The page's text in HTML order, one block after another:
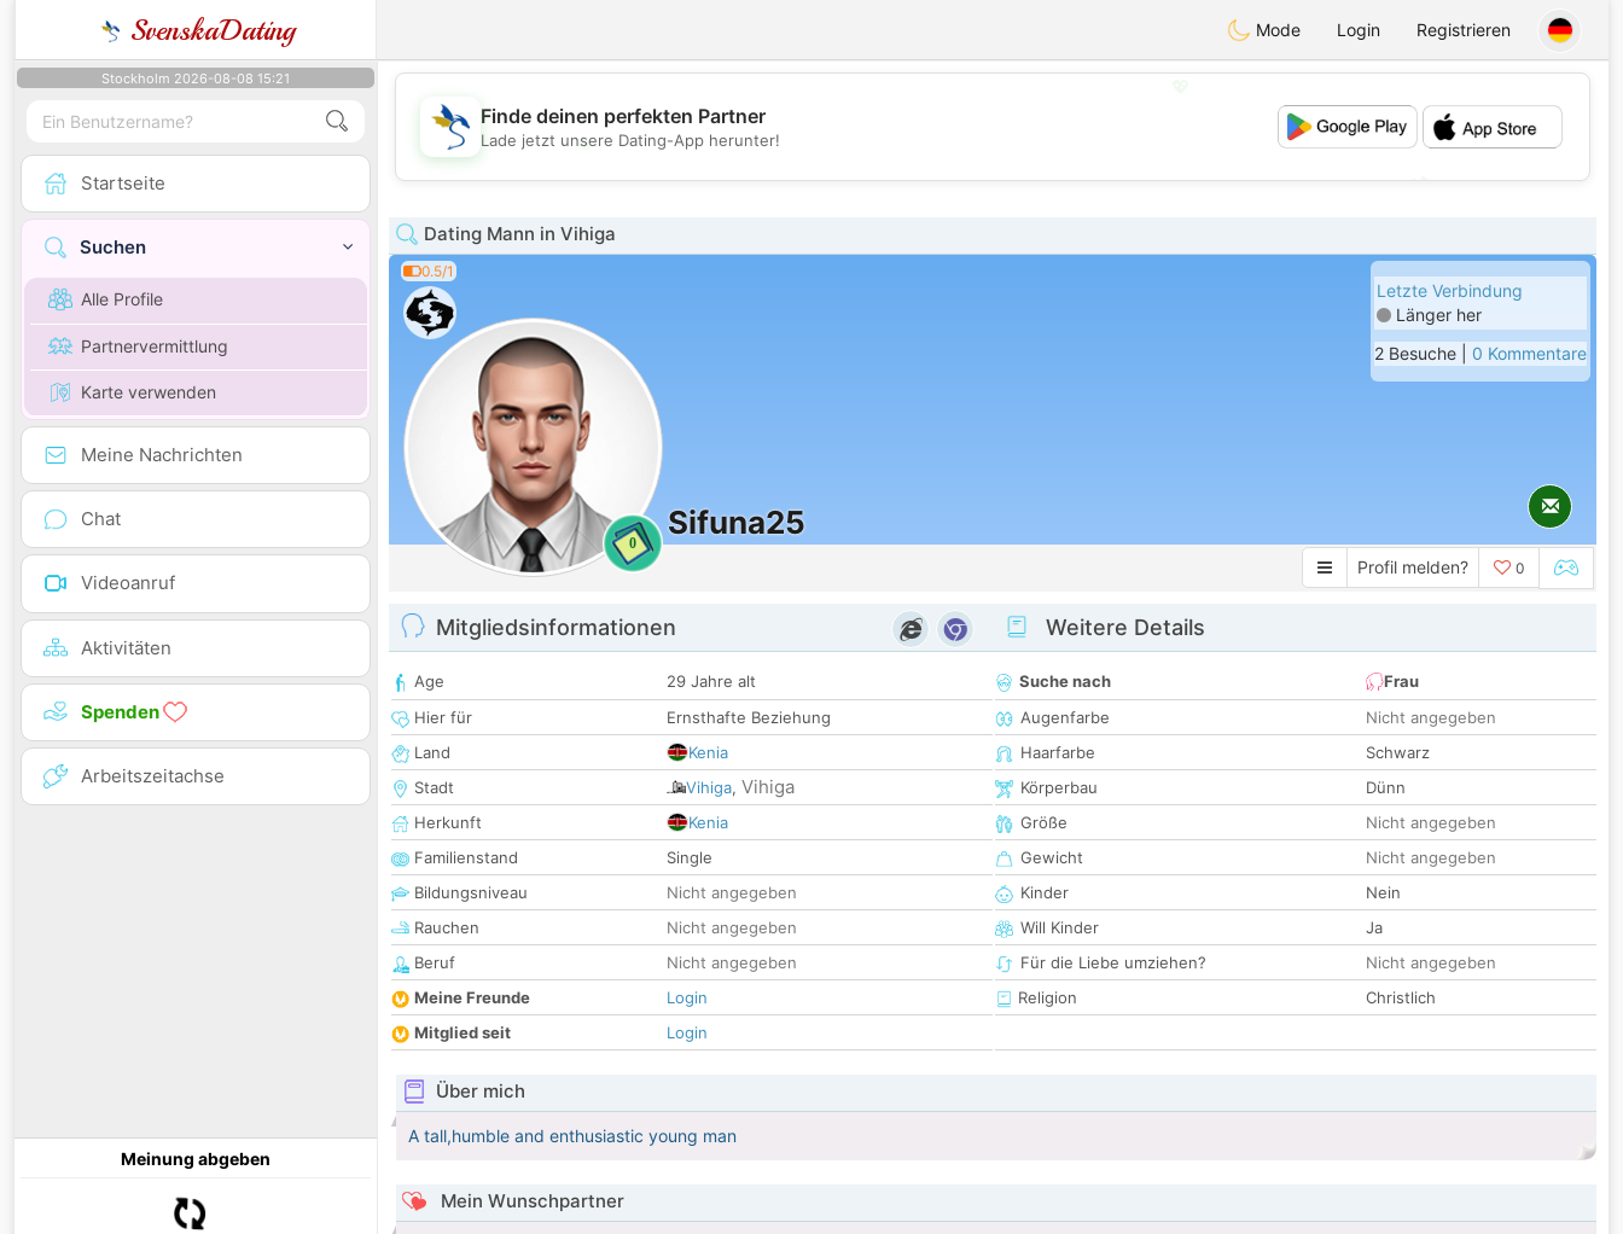
SvenskaDating Mode Login Registrieren
Stockholm 2026-08-08 15:21
Startseite
Suchen
Alle Profile
Partnervermittlung
Karte verwenden
Meine Nachrichten
Chat
Videoanruf
Aktivitäten
Spenden
Arbeitszeitachse
Meinung abgeben
💖
💕
Finde deinen perfekten Partner
Lade jetzt unsere Dating-App herunter!
Dating Mann in Vihiga
0.5/1
0
Sifuna25
Letzte Verbindung
Länger her
2 Besuche | 0 Kommentare
Profil melden? 0
Mitgliedsinformationen
Age
29 Jahre alt
Hier für
Ernsthafte Beziehung
Land
Kenia
Stadt
Vihiga, Vihiga
Herkunft
Kenia
Familienstand
Single
Bildungsniveau
Nicht angegeben
Rauchen
Nicht angegeben
Beruf
Nicht angegeben
Meine Freunde
Login
Mitglied seit
Login
Weitere Details
Suche nach
Frau
Augenfarbe
Nicht angegeben
Haarfarbe
Schwarz
Körperbau
Dünn
Größe
Nicht angegeben
Gewicht
Nicht angegeben
Kinder
Nein
Will Kinder
Ja
Für die Liebe umziehen?
Nicht angegeben
Religion
Christlich
Über mich
A tall,humble and enthusiastic young man
Mein Wunschpartner